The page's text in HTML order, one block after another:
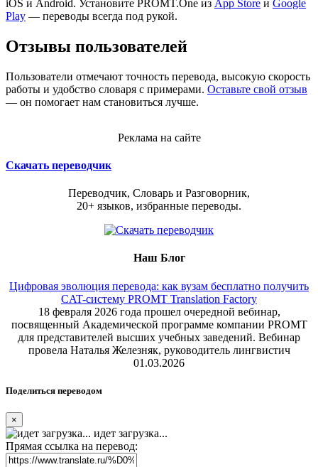
iOS и Android. Установите PROMT.One из App Store и Google
Play — переводы всегда под рукой.
Отзывы пользователей
Пользователи отмечают точность перевода, высокую скорость
работы и удобство словаря с примерами. Оставьте свой отзыв
— он помогает нам становиться лучше.
Реклама на сайте
Скачать переводчик
Переводчик, Словарь и Разговорник,
20+ языков, избранные переводы.
Наш Блог
Цифровая эволюция перевода: как вузам бесплатно получить
CAT-систему PROMT Translation Factory
18 февраля 2026 года прошел очередной вебинар,
посвященный Академической программе компании PROMT
для представителей высших учебных заведений. Вебинар
провела Наталья Железняк, руководитель лингвистич
01.03.2026
Поделиться переводом
×
идет загрузка...
Прямая ссылка на перевод: